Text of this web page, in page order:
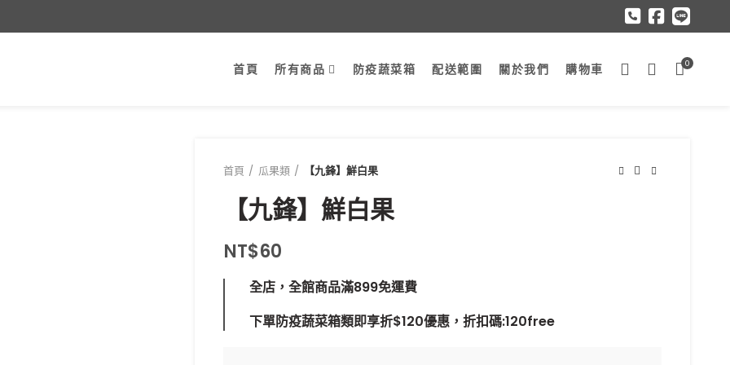
首頁 所有商品 防疫蔬菜箱 配送範圍 關於我們 購物車 0
首頁 瓜果類 【九鋒】鮮白果
【九鋒】鮮白果
NT$60
全店，全館商品滿899免運費
下單防疫蔬菜箱類即享折$120優惠，折扣碼:120free